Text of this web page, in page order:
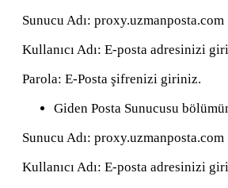
Sunucu Adı: proxy.uzmanposta.com
Kullanıcı Adı: E-posta adresinizi
Parola: E-Posta şifrenizi giriniz.
Giden Posta Sunucusu
Sunucu Adı: proxy.uzmanposta.com
Kullanıcı Adı: E-posta adresinizi